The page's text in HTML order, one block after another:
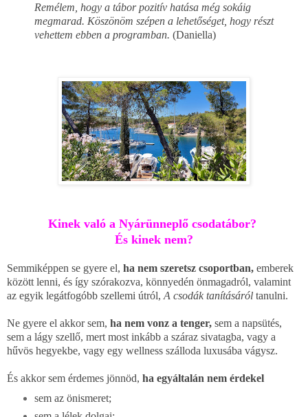
Remélem, hogy a tábor pozitív hatása még sokáig
megmarad. Köszönöm szépen a lehetőséget, hogy részt
vehettem ebben a programban. (Daniella)
Kinek való a Nyárünneplő csodatábor?
És kinek nem?
Semmiképpen se gyere el, ha nem szeretsz csoportban, emberek
között lenni, és így szórakozva, könnyedén önmagadról, valamint
az egyik legátfogóbb szellemi útról, A csodák tanításáról tanulni.
Ne gyere el akkor sem, ha nem vonz a tenger, sem a napsütés,
sem a lágy szellő, mert most inkább a száraz sivatagba, vagy a
hűvös hegyekbe, vagy egy wellness szálloda luxusába vágysz.
És akkor sem érdemes jönnöd, ha egyáltalán nem érdekel
sem az önismeret;